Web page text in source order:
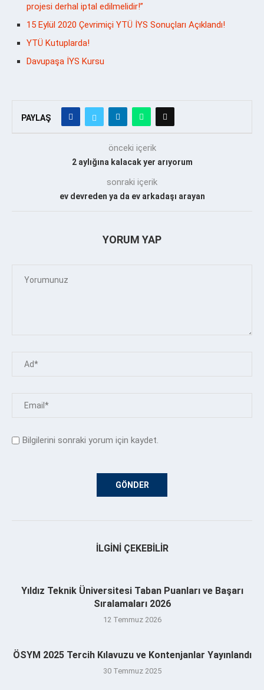
projesi derhal iptal edilmelidir!”
15 Eylül 2020 Çevrimiçi YTÜ İYS Sonuçları Açıklandı!
YTÜ Kutuplarda!
Davupaşa İYS Kursu
PAYLAŞ
önceki içerik
2 aylığına kalacak yer arıyorum
sonraki içerik
ev devreden ya da ev arkadaşı arayan
YORUM YAP
Bilgilerini sonraki yorum için kaydet.
İLGINI ÇEKEBILIR
Yıldız Teknik Üniversitesi Taban Puanları ve Başarı
Sıralamaları 2026
12 Temmuz 2026
ÖSYM 2025 Tercih Kılavuzu ve Kontenjanlar Yayınlandı
30 Temmuz 2025